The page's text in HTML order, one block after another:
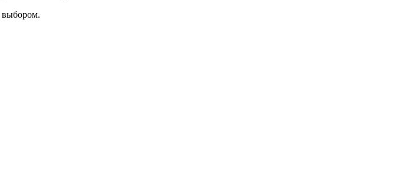
выбором.